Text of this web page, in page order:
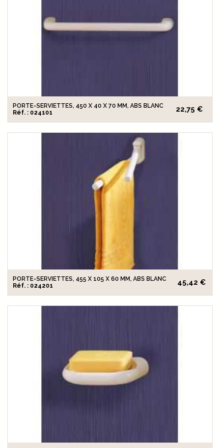
PORTE-SERVIETTES, 450 X 40 X 70 MM, ABS BLANC
Réf. : 024101
22,75 €
PORTE-SERVIETTES, 455 X 105 X 60 MM, ABS BLANC
Réf. : 024201
45,42 €